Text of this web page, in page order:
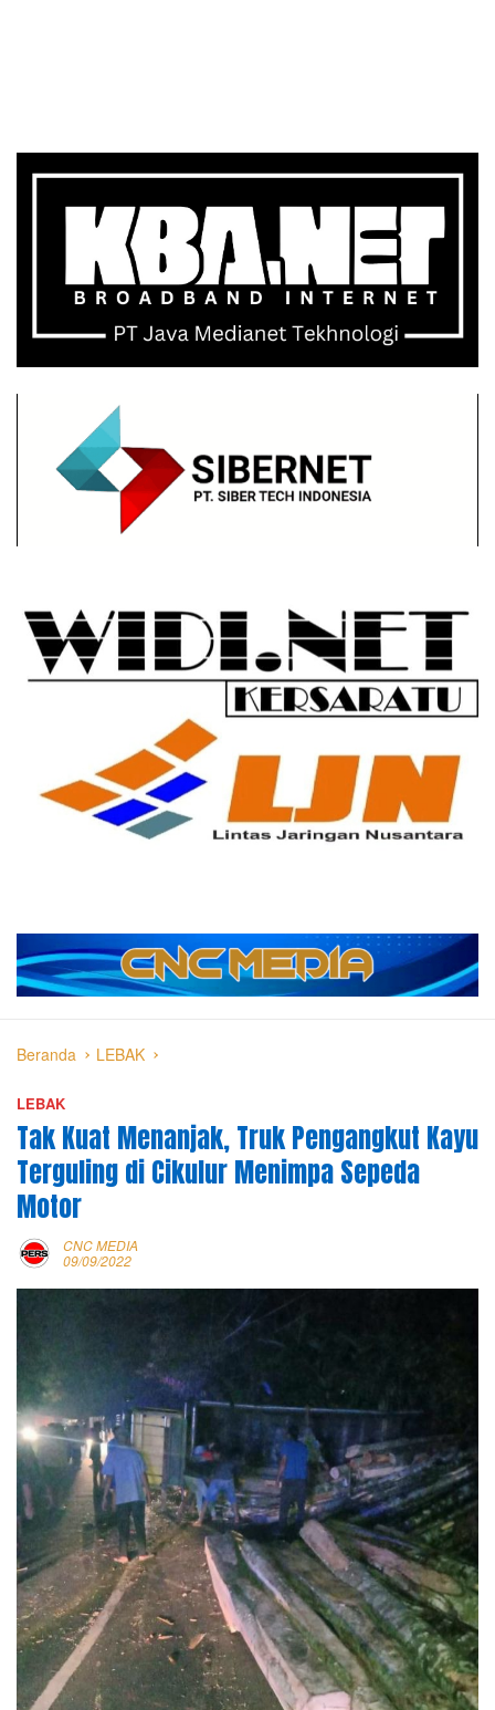
Beranda LEBAK
LEBAK
Tak Kuat Menanjak, Truk Pengangkut Kayu
Terguling di Cikulur Menimpa Sepeda
Motor
CNC MEDIA
09/09/2022